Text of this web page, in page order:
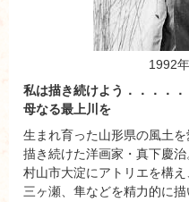
1992
私は描き続けよう．．．．．
母なる最上川を
生まれ育った山形県の風土
描き続けた洋画家・真下慶治
村山市大淀にアトリエを構え
三ヶ瀬、隼などを精力的に